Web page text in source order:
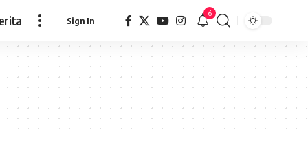
Sign In
6